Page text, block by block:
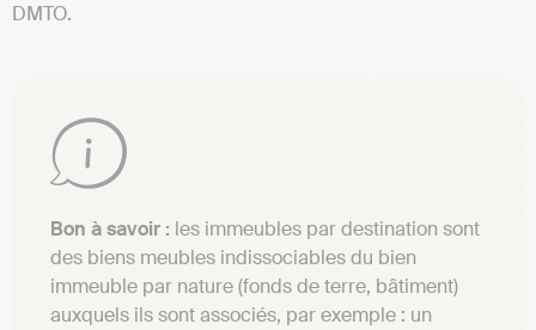
DMTO.
Bon à savoir : les immeubles par destination sont
des biens meubles indissociables du bien
immeuble par nature (fonds de terre, bâtiment)
auxquels ils sont associés, par exemple : un